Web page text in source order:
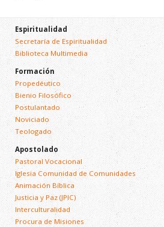
Espiritualidad
Secretaría de Espiritualidad
Biblioteca Multimedia
Formación
Propedéutico
Bienio Filosófico
Postulantado
Noviciado
Teologado
Apostolado
Pastoral Vocacional
Iglesia Comunidad de Comunidades
Animación Bíblica
Justicia y Paz (JPIC)
Interculturalidad
Procura de Misiones